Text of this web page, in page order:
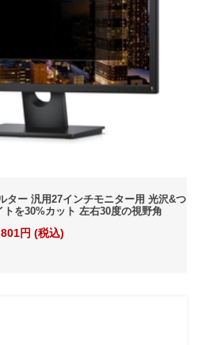
ター 汎用27インチモニター用 光沢&つ
を30%カット 左右30度の視野角
円 (税込)